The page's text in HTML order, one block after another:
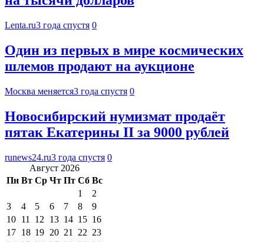
Lenta.ru3 года спустя 0
Один из первых в мире космических
шлемов продают на аукционе
Москва меняется3 года спустя 0
Новосибирский нумизмат продаёт
пятак Екатерины II за 9000 рублей
runews24.ru3 года спустя 0
Август 2026
Пн Вт Ср Чт Пт Сб Вс
1
2
3
4 5 6 7 8
9
10 11 12 13 14 15 16
17 18 19 20 21 22 23